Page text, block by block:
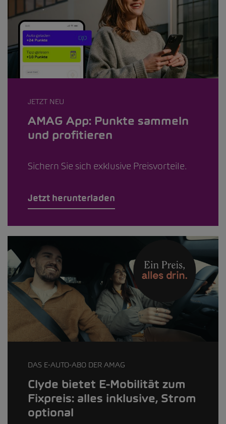
JETZT NEU
AMAG App: Punkte sammeln
und profitieren
Sichern Sie sich exklusive Preisvorteile.
Jetzt herunterladen
DAS E-AUTO-ABO DER AMAG
Clyde bietet E-Mobilität zum
Fixpreis: alles inklusive, Strom
optional